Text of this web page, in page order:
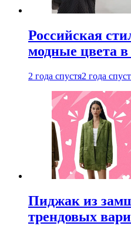
Российская
модные цвета
2 года спустя2 года
Пиджак из
трендовых